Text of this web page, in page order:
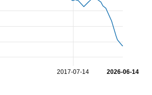
2017-07-14 2026-06-14